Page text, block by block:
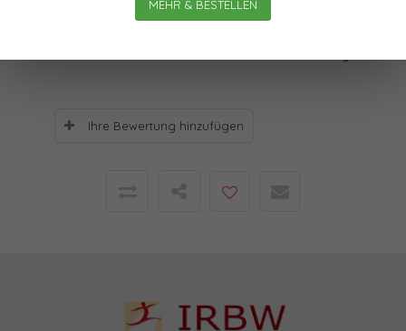
MEHR & BESTELLEN
Ihre Bewertung hinzufügen